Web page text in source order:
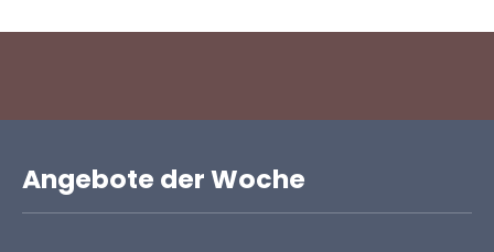
Angebote der Woche